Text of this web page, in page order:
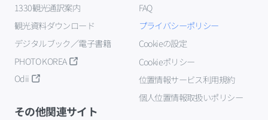
1330観光通訳案内
観光資料ダウンロード
デジタルブック／電子書籍
PHOTO KOREA
Odii
FAQ
プライバシーポリシー
Cookieの設定
Cookieポリシー
位置情報サービス利用規約
個人位置情報取扱いポリシー
その他関連サイト